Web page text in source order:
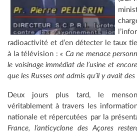
radioactivité et d’en détecter le taux
à la télévision :« Ca ne menace
le voisinage immédiat de l’usine et
que les Russes ont admis qu’il y avait des
Deux jours plus tard, le
véritablement à travers les
nationale et répercutées par la
France, l’anticyclone des Açores